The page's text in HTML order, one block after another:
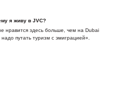
я живу в JVC?
нравится здесь больше, чем на Dubai
путать туризм с эмиграцией».